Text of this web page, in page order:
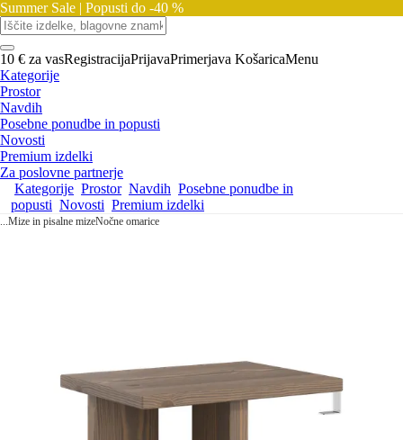
Summer Sale | Popusti do -40 %
10 € za vasRegistracijaPrijavaPrimerjava KošaricaMenu
Kategorije
Prostor
Navdih
Posebne ponudbe in popusti
Novosti
Premium izdelki
Za poslovne partnerje
Kategorije Prostor Navdih Posebne ponudbe in
popusti Novosti Premium izdelki
...Mize in pisalne mizeNočne omarice